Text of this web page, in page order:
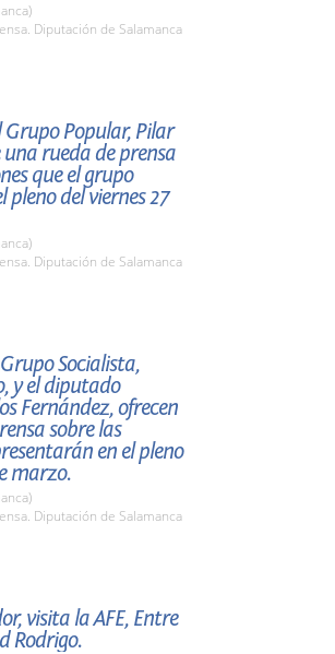
Diputación de Salamanca
Popular, Pilar
una rueda de prensa
que el grupo
pleno del viernes 27
Diputación de Salamanca
Socialista,
y el diputado
Fernández, ofrecen
sobre las
en el pleno
marzo.
Diputación de Salamanca
visita la AFE, Entre
Rodrigo.